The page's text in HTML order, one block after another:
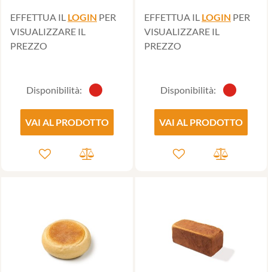
EFFETTUA IL LOGIN PER
VISUALIZZARE IL
PREZZO
Disponibilità:
VAI AL PRODOTTO
EFFETTUA IL LOGIN PER
VISUALIZZARE IL
PREZZO
Disponibilità:
VAI AL PRODOTTO